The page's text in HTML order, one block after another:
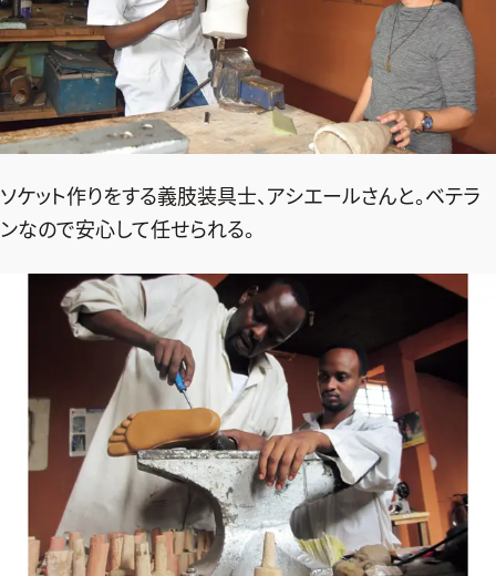
ソケット作りをする義肢装具士、アシエールさんと。ベテラ
ンなので安心して任せられる。